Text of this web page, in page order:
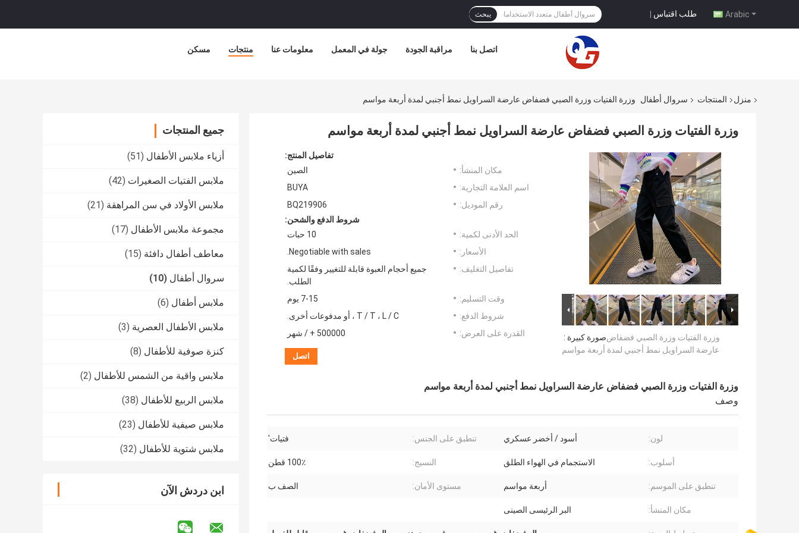
Arabic طلب اقتباس | يبحث
مسكن منتجات معلومات عنا جولة في المعمل مراقبة الجودة اتصل بنا
منزل المنتجات سروال أطفال وزرة الفتيات وزرة الصبي فضفاض عارضة السراويل نمط أجنبي لمدة أربعة مواسم
جميع المنتجات
أزياء ملابس الأطفال (51)
ملابس الفتيات الصغيرات (42)
ملابس الأولاد في سن المراهقة (21)
مجموعة ملابس الأطفال (17)
معاطف أطفال دافئة (15)
سروال أطفال (10)
ملابس أطفال (6)
ملابس الأطفال العصرية (3)
كنزة صوفية للأطفال (8)
ملابس واقية من الشمس للأطفال (2)
ملابس الربيع للأطفال (38)
ملابس صيفية للأطفال (23)
ملابس شتوية للأطفال (32)
ابن دردش الآن
وزرة الفتيات وزرة الصبي فضفاض عارضة السراويل نمط أجنبي لمدة أربعة مواسم
صورة كبيرة :وزرة الفتيات وزرة الصبي فضفاض
عارضة السراويل نمط أجنبي لمدة أربعة مواسم
تفاصيل المنتج:
مكان المنشأ:
الصين
اسم العلامة التجارية:
BUYA
رقم الموديل:
BQ219906
شروط الدفع والشحن:
الحد الأدنى لكمية:
10 حبات
الأسعار:
Negotiable with sales.
تفاصيل التغليف:
جميع أحجام العبوة قابلة للتغيير وفقًا لكمية
الطلب.
وقت التسليم:
7-15 يوم
شروط الدفع:
T / T ، L / C ، أو مدفوعات أخرى.
القدرة على العرض:
500000 + / شهر
اتصل
وزرة الفتيات وزرة الصبي فضفاض عارضة السراويل نمط أجنبي لمدة أربعة مواسم
وصف
لون: أسود / أخضر عسكري تنطبق على الجنس: فتيات'
أسلوب: الاستجمام في الهواء الطلق النسيج: 100٪ قطن
تنطبق على الموسم: أربعة مواسم مستوى الأمان: الصف ب
مكان المنشأ: البر الرئيسى الصينى